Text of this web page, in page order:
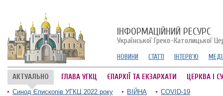
ІНФОРМАЦІЙНИЙ РЕСУРС
Української Греко-Католицької
НОВИНИ СТАТТІ ІНТЕРВ'Ю
АКТУАЛЬНО ГЛАВА УГКЦ ЄПАРХІЇ ТА ЕКЗАРХАТИ ЦЕРКВА І
Синод Єпископів УГКЦ 2022 року ВІЙНА COVID-19